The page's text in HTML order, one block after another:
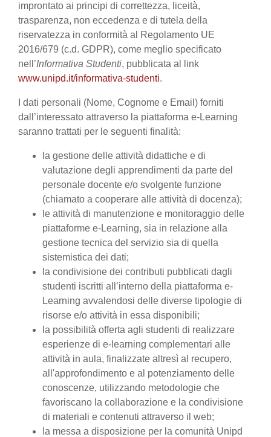
improntato ai principi di correttezza, liceità,
trasparenza, non eccedenza e di tutela della
riservatezza in conformità al Regolamento UE
2016/679 (c.d. GDPR), come meglio specificato
nell’Informativa Studenti, pubblicata al link
www.unipd.it/informativa-studenti.
I dati personali (Nome, Cognome e Email) forniti
dall’interessato attraverso la piattaforma e-Learning
saranno trattati per le seguenti finalità:
la gestione delle attività didattiche e di
valutazione degli apprendimenti da parte del
personale docente e/o svolgente funzione
(chiamato a cooperare alle attività di docenza);
le attività di manutenzione e monitoraggio delle
piattaforme e-Learning, sia in relazione alla
gestione tecnica del servizio sia di quella
sistemistica dei dati;
la condivisione dei contributi pubblicati dagli
studenti iscritti all’interno della piattaforma e-
Learning avvalendosi delle diverse tipologie di
risorse e/o attività in essa disponibili;
la possibilità offerta agli studenti di realizzare
esperienze di e-learning complementari alle
attività in aula, finalizzate altresì al recupero,
all'approfondimento e al potenziamento delle
conoscenze, utilizzando metodologie che
favoriscano la collaborazione e la condivisione
di materiali e contenuti attraverso il web;
la messa a disposizione per la comunità Unipd